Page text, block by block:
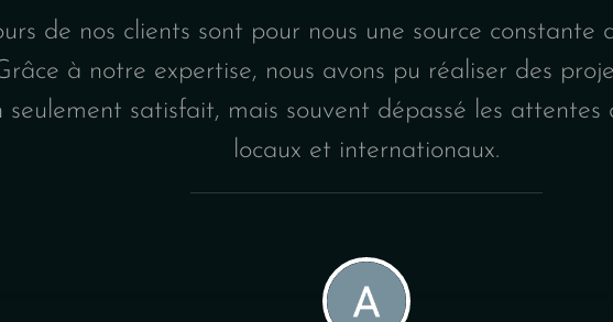
de nos clients sont pour nous une source
à notre expertise, nous avons pu réaliser des
seulement satisfait, mais souvent dépassé les attentes
locaux et internationaux.